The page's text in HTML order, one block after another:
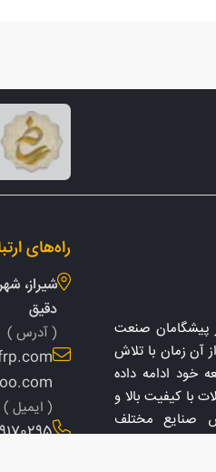
پیشگامان صنعت
شد و از آن زمان با تلاش
خود ادامه داده
با کیفیت بالا و
صنایع مختلف
راه‌های
شیراز،
دقیق
( آدرس )
( ایمیل )